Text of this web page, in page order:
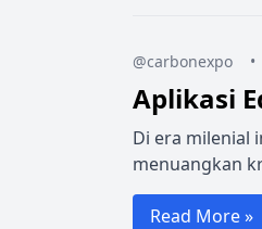
@carbonexpo •
Aplikasi
Di era milenial
menuangkan
Read More »